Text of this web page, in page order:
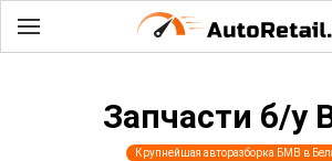
Запчасти б/у
Крупнейшая авторазборка БМВ в